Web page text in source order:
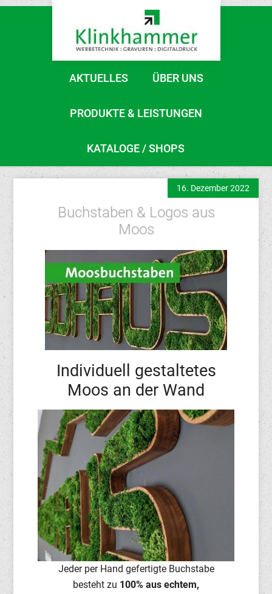
AKTUELLES ÜBER UNS
PRODUKTE & LEISTUNGEN
KATALOGE / SHOPS
16. Dezember 2022
Buchstaben & Logos aus
Moos
Individuell gestaltetes
Moos an der Wand
Jeder per Hand gefertigte Buchstabe
besteht zu 100% aus echtem,